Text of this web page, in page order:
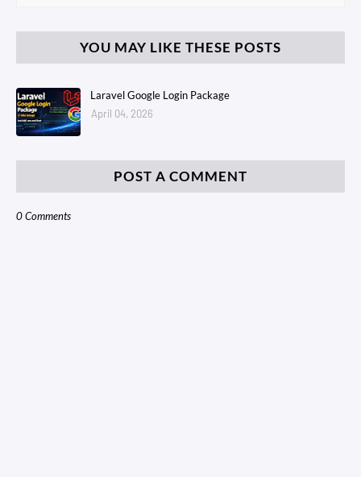
YOU MAY LIKE THESE POSTS
Laravel Google Login Package
April 04, 2026
POST A COMMENT
0 Comments